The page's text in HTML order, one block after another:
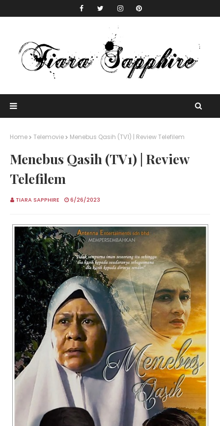
Home Telemovie Menebus Qasih (TV1) | Review Telefilem
Menebus Qasih (TV1) | Review
Telefilem
TIARA SAPPHIRE 6/26/2023